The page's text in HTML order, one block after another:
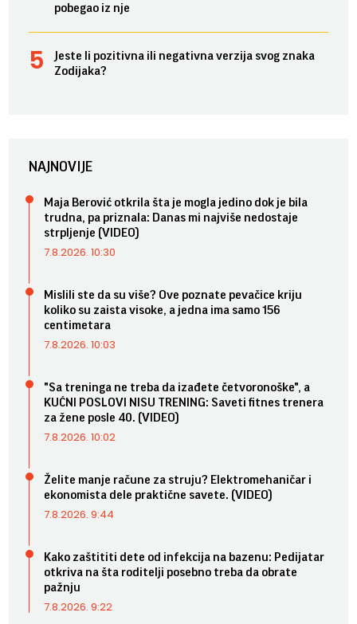
pobegao iz nje
Jeste li pozitivna ili negativna verzija svog znaka
Zodijaka?
NAJNOVIJE
Maja Berović otkrila šta je mogla jedino dok je bila
trudna, pa priznala: Danas mi najviše nedostaje
strpljenje (VIDEO)
7.8.2026. 10:30
Mislili ste da su više? Ove poznate pevačice kriju
koliko su zaista visoke, a jedna ima samo 156
centimetara
7.8.2026. 10:03
"Sa treninga ne treba da izađete četvoronoške", a
KUĆNI POSLOVI NISU TRENING: Saveti fitnes trenera
za žene posle 40. (VIDEO)
7.8.2026. 10:02
Želite manje račune za struju? Elektromehaničar i
ekonomista dele praktične savete. (VIDEO)
7.8.2026. 9:44
Kako zaštititi dete od infekcija na bazenu: Pedijatar
otkriva na šta roditelji posebno treba da obrate
pažnju
7.8.2026. 9:22